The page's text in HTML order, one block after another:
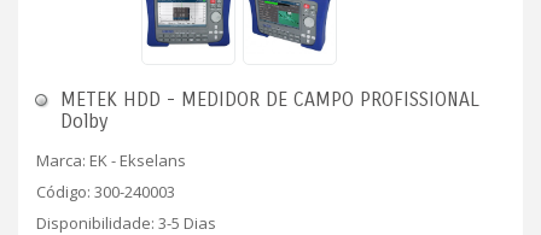
METEK HDD - MEDIDOR DE CAMPO PROFISSIONAL
Dolby
Marca: EK - Ekselans
Código: 300-240003
Disponibilidade: 3-5 Dias